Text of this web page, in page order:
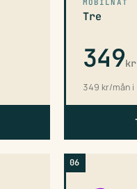
MOBILNÄT
Tre
349
349 kr/mån i
06